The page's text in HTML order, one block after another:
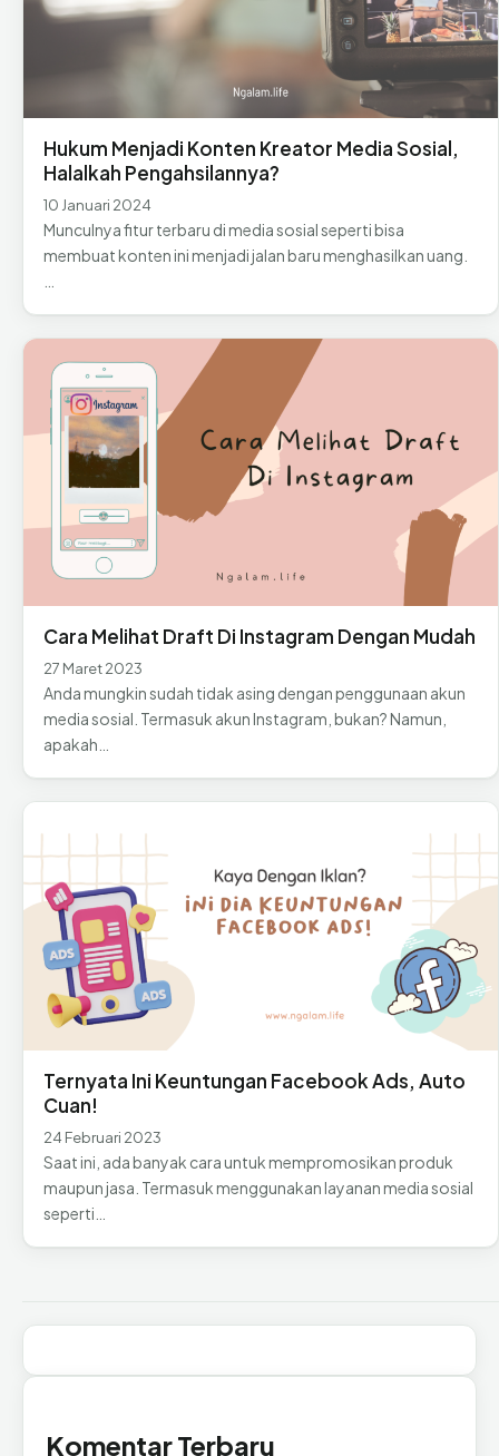
Hukum Menjadi Konten Kreator Media Sosial,
Halalkah Pengahsilannya?
10 Januari 2024
Munculnya fitur terbaru di media sosial seperti bisa
membuat konten ini menjadi jalan baru menghasilkan uang.
Cara Melihat Draft Di Instagram Dengan Mudah
27 Maret 2023
Anda mungkin sudah tidak asing dengan penggunaan akun
media sosial. Termasuk akun Instagram, bukan? Namun,
apakah…
Ternyata Ini Keuntungan Facebook Ads, Auto
Cuan!
24 Februari 2023
Saat ini, ada banyak cara untuk mempromosikan produk
maupun jasa. Termasuk menggunakan layanan media sosial
seperti…
Komentar Terbaru